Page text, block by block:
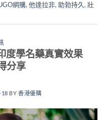
網購, 他達拉非, 助勃持久, 壯
度學名藥真實效果
分享
18 BY香港優購